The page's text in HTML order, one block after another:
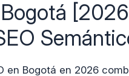
en Bogotá en 2026